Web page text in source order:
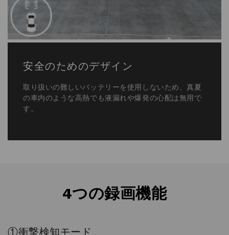
取り扱いの難しいバッテリーを使用しないため、真夏
の車内のような高熱でも液漏れや爆発の心配は無用で
す。
常時録画中、搭載したGセンサーが衝撃を感知すると、前後約15
当時記録された映像はロックファイルとして保存し、上書きす